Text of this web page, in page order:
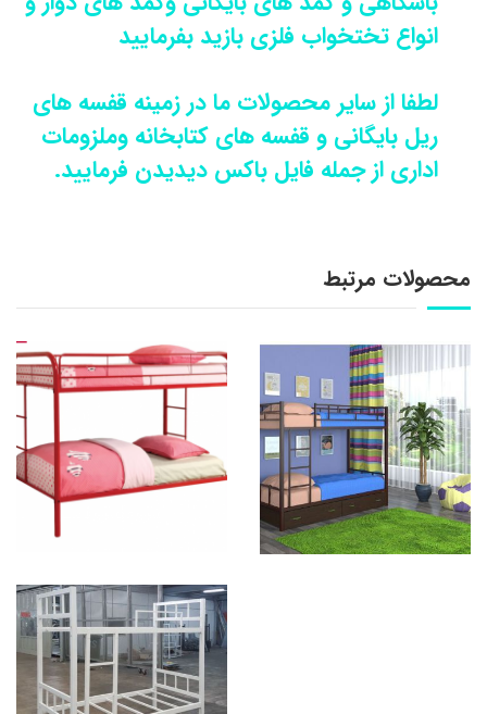
انواع تختخواب فلزی بازید بفرمایید
لطفا از سایر محصولات ما در زمینه قفسه های
ریل بایگانی و قفسه های کتابخانه وملزومات
اداری از جمله فایل باکس دیدیدن فرمایید.
محصولات مرتبط